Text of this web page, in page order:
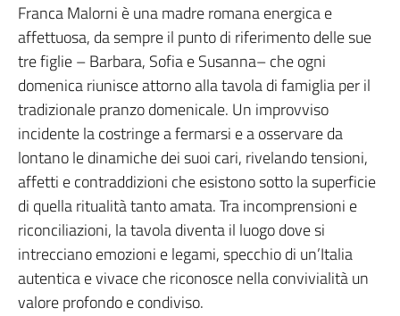
Franca Malorni è una madre romana energica e
affettuosa, da sempre il punto di riferimento delle sue
tre figlie – Barbara, Sofia e Susanna– che ogni
domenica riunisce attorno alla tavola di famiglia per il
tradizionale pranzo domenicale. Un improvviso
incidente la costringe a fermarsi e a osservare da
lontano le dinamiche dei suoi cari, rivelando tensioni,
affetti e contraddizioni che esistono sotto la superficie
di quella ritualità tanto amata. Tra incomprensioni e
riconciliazioni, la tavola diventa il luogo dove si
intrecciano emozioni e legami, specchio di un’Italia
autentica e vivace che riconosce nella convivialità un
valore profondo e condiviso.